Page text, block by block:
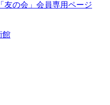
「友の会」会員専用ページ